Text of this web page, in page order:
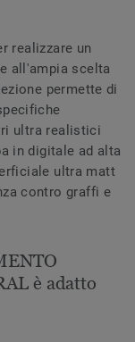
realizzare un
all'ampia scelta
permette di
ultra realistici
in digitale ad alta
ultra matt
contro graffi e
è adatto